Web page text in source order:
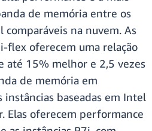
de memória entre os
comparáveis na nuvem. As
flex oferecem uma relação
até 15% melhor e 2,5 vezes
de memória em
instâncias baseadas em Intel
Elas oferecem performance